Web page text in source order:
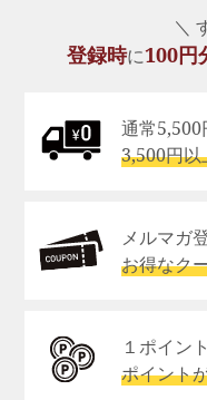
＼
登録時に100円
通常5,500
3,500円
メルマガ
お得なク
１ポイン
ポイント